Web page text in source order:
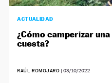
ACTUALIDAD
¿Cómo camperizar
cuesta?
RAÚL ROMOJARO | 03/10/2022